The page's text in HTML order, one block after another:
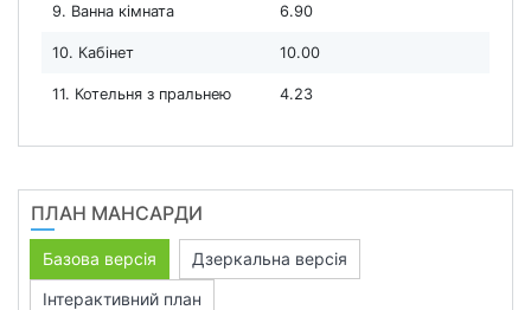
9. Ванна кімната 6.90
10. Кабінет 10.00
11. Котельня з пральнею 4.23
ПЛАН МАНСАРДИ
Базова версія
Дзеркальна версія
Інтерактивний план